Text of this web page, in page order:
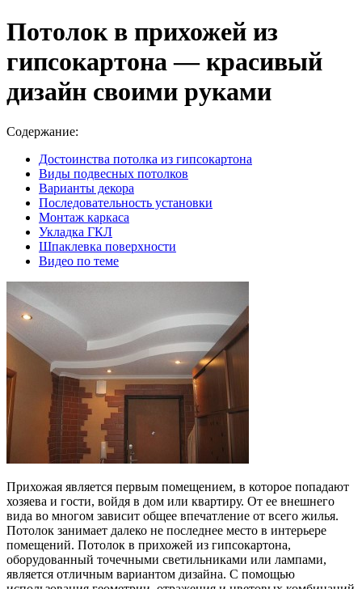
Потолок в прихожей из
гипсокартона — красивый
дизайн своими руками
Содержание:
Достоинства потолка из гипсокартона
Виды подвесных потолков
Варианты декора
Последовательность установки
Монтаж каркаса
Укладка ГКЛ
Шпаклевка поверхности
Видео по теме
Прихожая является первым помещением, в которое попадают
хозяева и гости, войдя в дом или квартиру. От ее внешнего
вида во многом зависит общее впечатление от всего жилья.
Потолок занимает далеко не последнее место в интерьере
помещений. Потолок в прихожей из гипсокартона,
оборудованный точечными светильниками или лампами,
является отличным вариантом дизайна. С помощью